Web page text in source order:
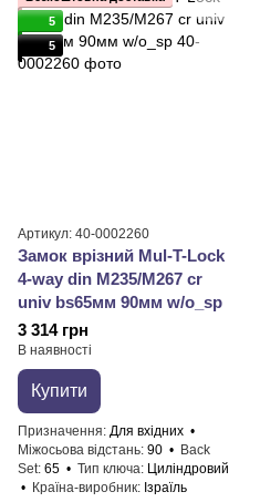
5
5
Артикул: 40-0002260
Замок врізний Mul-T-Lock
4-way din M235/M267 cr
univ bs65мм 90мм w/o_sp
3 314 грн
В наявності
Купити
Призначення Для вхідних
Міжосьова відстань 90
Back
Set 65 Тип ключа Циліндровий
Країна-виробник
Ізраїль